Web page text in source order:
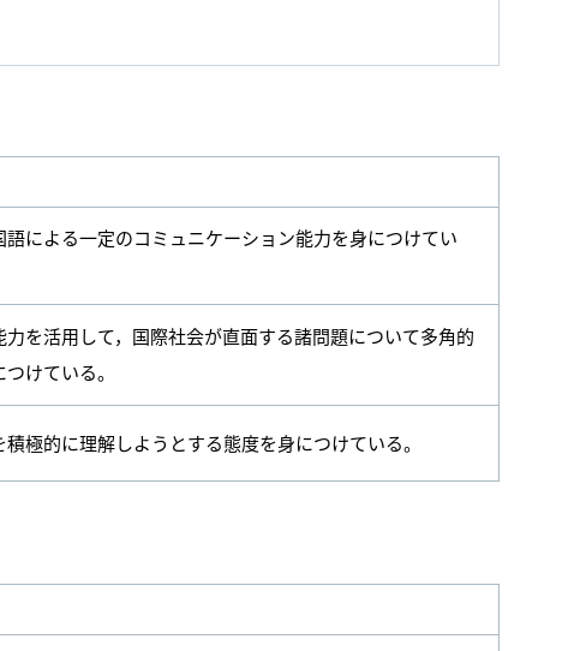
による一定のコミュニケーション能力を身につけてい
を活用して，国際社会が直面する諸問題について多角的
けている。
極的に理解しようとする態度を身につけている。